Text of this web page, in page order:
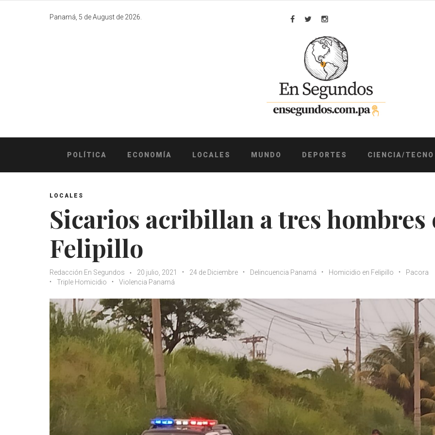
Panamá, 5 de August de 2026.
Facebook
TwitterInstagram
POLÍTICA ECONOMÍA LOCALES MUNDO DEPORTES CIENCIA/TECNO
LOCALES
Sicarios acribillan a tres hombres
Felipillo
Redacción En Segundos 20 julio, 2021 24 de Diciembre Delincuencia Panamá Homicidio en Felipillo
Pacora
Triple Homicidio
Violencia Panamá